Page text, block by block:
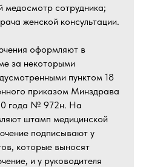
медосмотр сотрудника;
женской консультации.
оформляют в
за некоторыми
пунктом 18
приказом Минздрава
года № 972н. На
штамп медицинской
подписывают у
которые выносят
и у руководителя